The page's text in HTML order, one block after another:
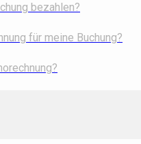
bezahlen?
für meine Buchung?